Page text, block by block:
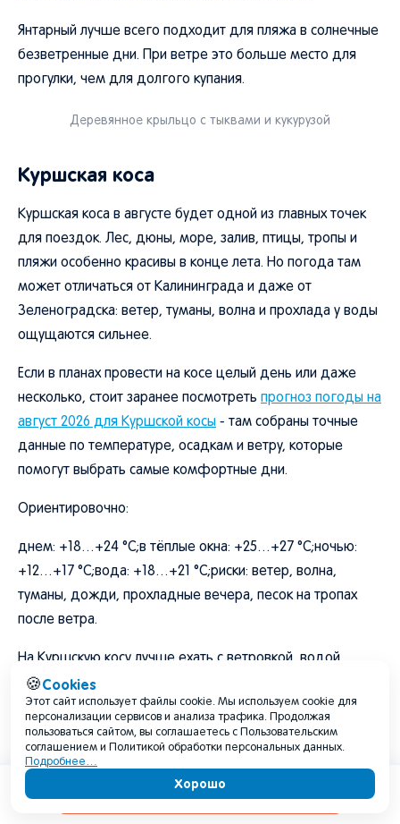
Янтарный лучше всего подходит для пляжа в солнечные
безветренные дни. При ветре это больше место для
прогулки, чем для долгого купания.
Деревянное крыльцо с тыквами и кукурузой
Куршская коса
Куршская коса в августе будет одной из главных точек
для поездок. Лес, дюны, море, залив, птицы, тропы и
пляжи особенно красивы в конце лета. Но погода там
может отличаться от Калининграда и даже от
Зеленоградска: ветер, туманы, волна и прохлада у воды
ощущаются сильнее.
Если в планах провести на косе целый день или даже
несколько, стоит заранее посмотреть прогноз погоды на
август 2026 для Куршской косы - там собраны точные
данные по температуре, осадкам и ветру, которые
помогут выбрать самые комфортные дни.
Ориентировочно:
днем: +18…+24 °C;в тёплые окна: +25…+27 °C;ночью:
+12…+17 °C;вода: +18…+21 °C;риски: ветер, волна,
туманы, дожди, прохладные вечера, песок на тропах
после ветра.
На Куршскую косу лучше ехать с ветровкой, водой,
удобной обувью и запасом времени. Даже если утром в
городе тепло, у моря может быть совсем другая
погода.
Калининград Содержание
🍪Cookies
Этот сайт использует файлы cookie. Мы используем cookie для
персонализации сервисов и анализа трафика. Продолжая
пользоваться сайтом, вы соглашаетесь с Пользовательским
соглашением и Политикой обработки персональных данных.
Подробнее…
Хорошо